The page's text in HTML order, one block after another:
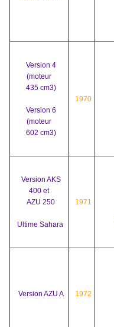
Version 4
(moteur
435 cm3)
Version 6
(moteur
602 cm3)
1970
Version AKS
400 et
AZU 250
Ultime Sahara
1971
Version AZU A 1972